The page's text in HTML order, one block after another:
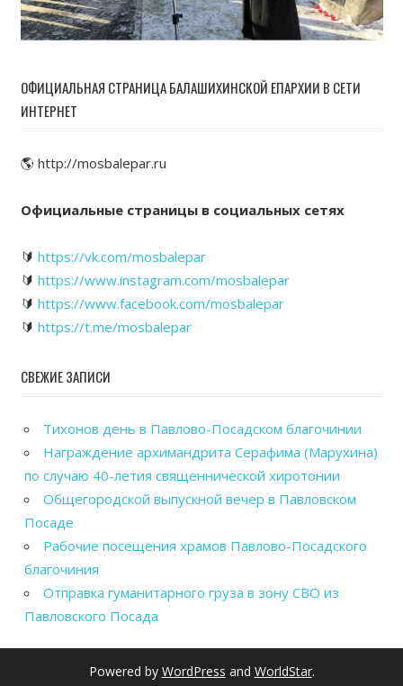
ОФИЦИАЛЬНАЯ СТРАНИЦА БАЛАШИХИНСКОЙ ЕПАРХИИ В СЕТИ
ИНТЕРНЕТ
🌎 http://mosbalepar.ru
Официальные страницы в социальных сетях
🔰 https://vk.com/mosbalepar
🔰 https://www.instagram.com/mosbalepar
🔰 https://www.facebook.com/mosbalepar
🔰 https://t.me/mosbalepar
СВЕЖИЕ ЗАПИСИ
Тихонов день в Павлово-Посадском благочинии
Награждение архимандрита Серафима (Марухина)
по случаю 40-летия священнической хиротонии
Общегородской выпускной вечер в Павловском
Посаде
Рабочие посещения храмов Павлово-Посадского
благочиния
Отправка гуманитарного груза в зону СВО из
Павловского Посада
Powered by WordPress and WorldStar.